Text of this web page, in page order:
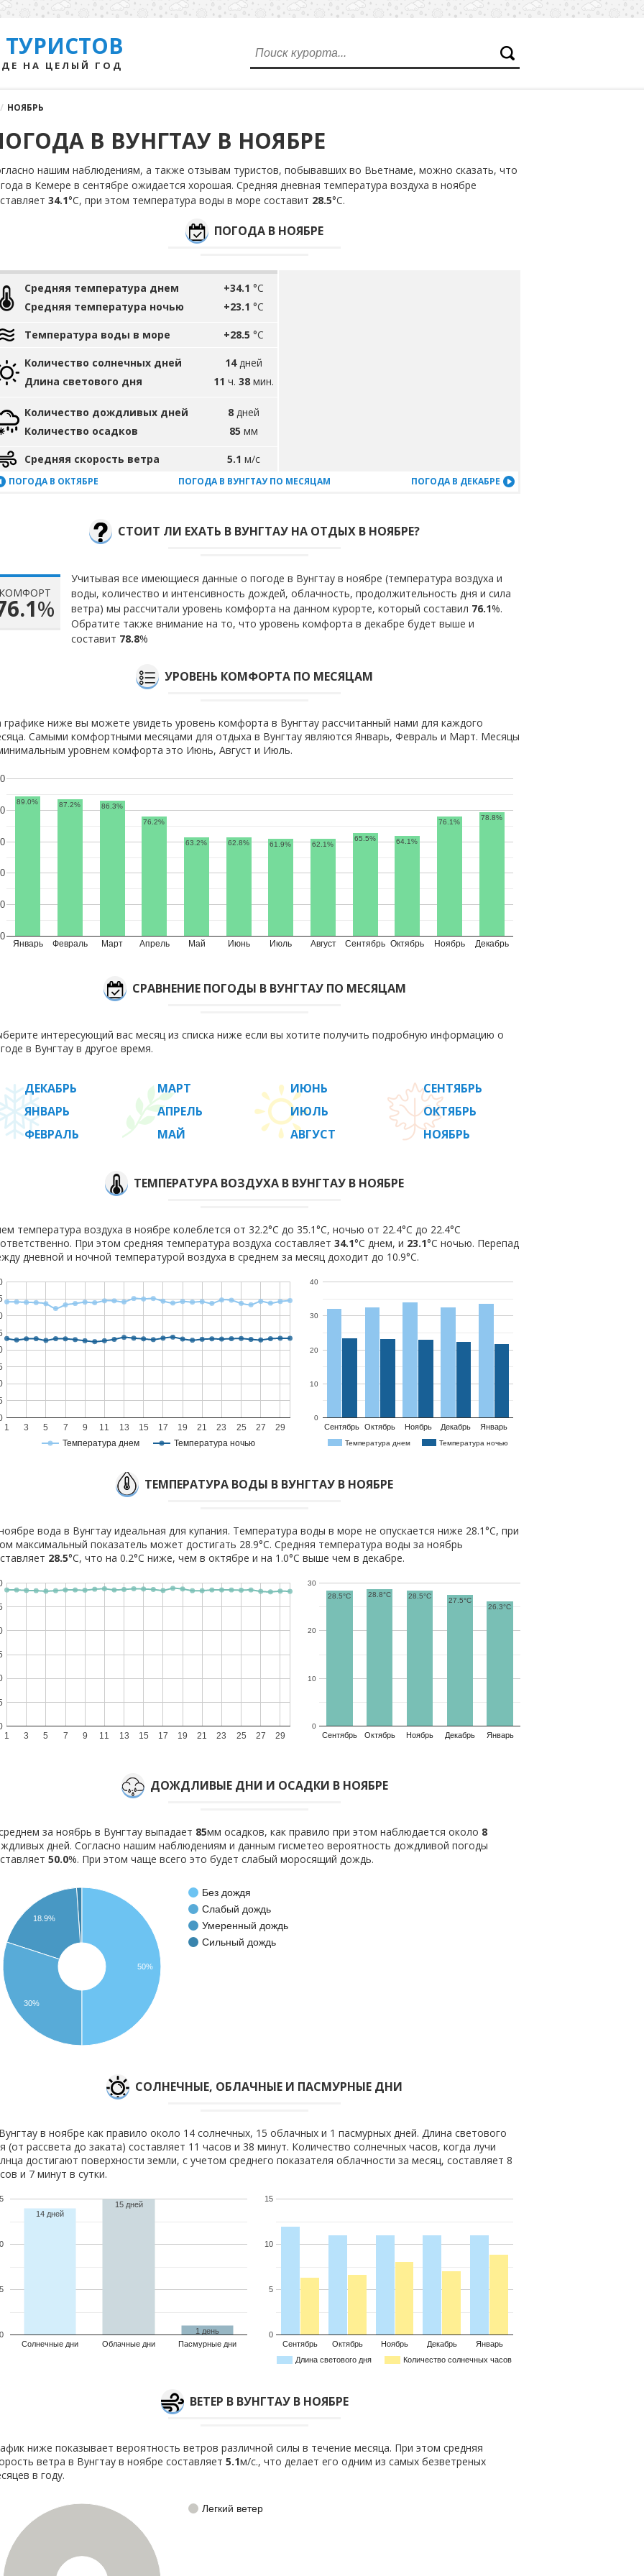
НА ЦЕЛЫЙ ГОД
/ НОЯБРЬ
В ВУНГТАУ В НОЯБРЕ
нашим наблюдениям, а также отзывам туристов, побывавших во Вьетнаме, можно сказать, что
в Кемере в сентябре ожидается хорошая. Средняя дневная температура воздуха в ноябре
34.1°С, при этом температура воды в море составит 28.5°С.
ПОГОДА В НОЯБРЕ
Средняя температура днем
Средняя температура ночью
+34.1 °C
+23.1 °C
Температура воды в море +28.5 °C
Количество солнечных дней
Длина светового дня
14дней
11 ч. 38 мин.
Количество дождливых дней
Количество осадков
8 дней
85 мм
Средняя скорость ветра 5.1 м/с
ПОГОДА В ОКТЯБРЕ ПОГОДА В ВУНГТАУ ПО МЕСЯЦАМ ПОГОДА В ДЕКАБРЕ
СТОИТ ЛИ ЕХАТЬ В ВУНГТАУ НА ОТДЫХ В НОЯБРЕ?
КОМФОРТ
%
Учитывая все имеющиеся данные о погоде в Вунгтау в ноябре (температура воздуха и
воды, количество и интенсивность дождей, облачность, продолжительность дня и сила
ветра) мы рассчитали уровень комфорта на данном курорте, который составил 76.1%.
Обратите также внимание на то, что уровень комфорта в декабре будет выше и
составит 78.8%
УРОВЕНЬ КОМФОРТА ПО МЕСЯЦАМ
графике ниже вы можете увидеть уровень комфорта в Вунгтау рассчитанный нами для каждого
Самыми комфортными месяцами для отдыха в Вунгтау являются Январь, Февраль и Март. Месяцы
уровнем комфорта это Июнь, Август и Июль.
Январь Февраль Март Апрель Май Июнь Июль Август Сентябрь Октябрь Ноябрь Декабрь
0
89.0% 87.2%
86.3%
76.2%
63.2% 62.8% 61.9% 62.1%
65.5% 64.1%
76.1%
78.8%
СРАВНЕНИЕ ПОГОДЫ В ВУНГТАУ ПО МЕСЯЦАМ
интересующий вас месяц из списка ниже если вы хотите получить подробную информацию о
в Вунгтау в другое время.
ДЕКАБРЬ
ЯНВАРЬ
ФЕВРАЛЬ
МАРТ
АПРЕЛЬ
МАЙ
ИЮНЬ
ИЮЛЬ
АВГУСТ
СЕНТЯБРЬ
ОКТЯБРЬ
НОЯБРЬ
ТЕМПЕРАТУРА ВОЗДУХА В ВУНГТАУ В НОЯБРЕ
температура воздуха в ноябре колеблется от 32.2°C до 35.1°C, ночью от 22.4°C до 22.4°C
При этом средняя температура воздуха составляет 34.1°C днем, и 23.1°C ночью. Перепад
дневной и ночной температурой воздуха в среднем за месяц доходит до 10.9°С.
Температура днем Температура ночью
1 3 5 7 9 11 13 15 17 19 21 23 25 27 29
Температура днем Температура ночью
Сентябрь Октябрь Ноябрь Декабрь Январь
0
10
20
30
40
ТЕМПЕРАТУРА ВОДЫ В ВУНГТАУ В НОЯБРЕ
вода в Вунгтау идеальная для купания. Температура воды в море не опускается ниже 28.1°C, при
максимальный показатель может достигать 28.9°C. Средняя температура воды за ноябрь
28.5°C, что на 0.2°C ниже, чем в октябре и на 1.0°C выше чем в декабре.
1 3 5 7 9 11 13 15 17 19 21 23 25 27 29 Сентябрь Октябрь Ноябрь Декабрь Январь
0
10
20
30
28.5°C
28.8°C 28.5°C
27.5°C
26.3°C
ДОЖДЛИВЫЕ ДНИ И ОСАДКИ В НОЯБРЕ
за ноябрь в Вунгтау выпадает 85мм осадков, как правило при этом наблюдается около 8
дней. Согласно нашим наблюдениям и данным гисметео вероятность дождливой погоды
50.0%. При этом чаще всего это будет слабый моросящий дождь.
Без дождя
Слабый дождь
Умеренный дождь
Сильный дождь
18.9%
30%
50%
CОЛНЕЧНЫЕ, ОБЛАЧНЫЕ И ПАСМУРНЫЕ ДНИ
в ноябре как правило около 14 солнечных, 15 облачных и 1 пасмурных дней. Длина светового
(от рассвета до заката) составляет 11 часов и 38 минут. Количество солнечных часов, когда лучи
достигают поверхности земли, с учетом среднего показателя облачности за месяц, составляет 8
и 7 минут в сутки.
Солнечные дни Облачные дни Пасмурные дни
0
5
14 дней
15 дней
1 день
Длина светового дня Количество солнечных часов
Сентябрь Октябрь Ноябрь Декабрь Январь
0
5
10
15
ВЕТЕР В ВУНГТАУ В НОЯБРЕ
ниже показывает вероятность ветров различной силы в течение месяца. При этом средняя
ветра в Вунгтау в ноябре составляет 5.1м/с., что делает его одним из самых безветреных
в году.
Легкий ветер